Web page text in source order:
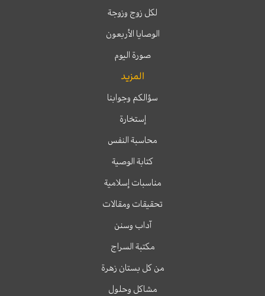
لكل زوج وزوجة
الوصايا الأربعون
صورة اليوم
المزيد
سؤالكم وجوابنا
إستخارة
محاسبة النفس
كتابة الوصية
مناسبات إسلامية
تحقيقات ومقالات
آداب وسنن
مكتبة السراج
من كل بستان زهرة
مشاكل وحلول